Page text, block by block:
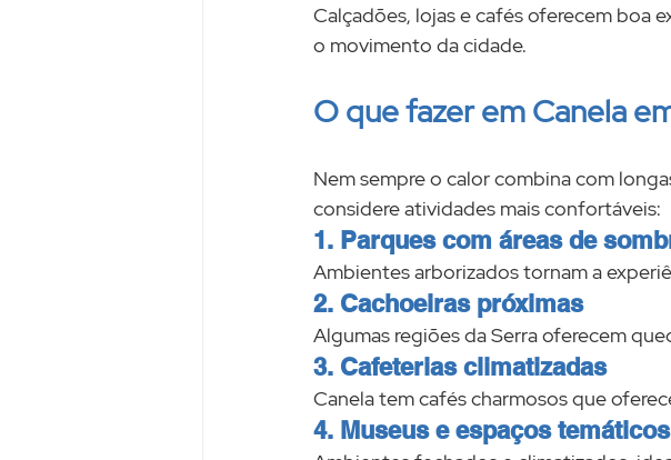
Calçadões, lojas e cafés oferecem boa
o movimento da cidade.
O que fazer em Canela
Nem sempre o calor combina com
considere atividades mais confortáveis:
1. Parques com áreas de
Ambientes arborizados tornam a
2. Cachoeiras próximas
Algumas regiões da Serra oferecem
3. Cafeterias climatizadas
Canela tem cafés charmosos que
4. Museus e espaços temáticos